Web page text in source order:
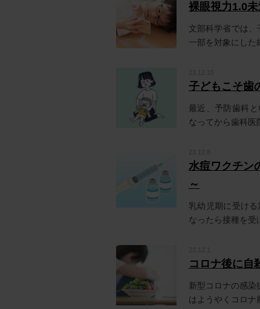
裸眼視力1.0
文部科学省では
一部を対象にし
子どもこそ歯
最近、予防歯科
なってから歯科
水痘ワクチン
～
乳幼児期に受け
なったら接種を
コロナ後に自
新型コロナの感染
はようやくコロ